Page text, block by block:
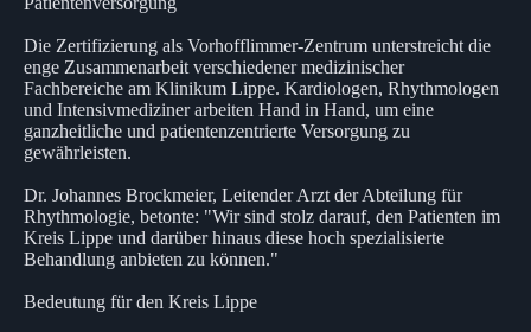
Die Zertifizierung als Vorhofflimmer-Zentrum unterstreicht die
enge Zusammenarbeit verschiedener medizinischer
Fachbereiche am Klinikum Lippe. Kardiologen, Rhythmologen
und Intensivmediziner arbeiten Hand in Hand, um eine
ganzheitliche und patientenzentrierte Versorgung zu
gewährleisten.
Dr. Johannes Brockmeier, Leitender Arzt der Abteilung für
Rhythmologie, betonte: "Wir sind stolz darauf, den Patienten im
Kreis Lippe und darüber hinaus diese hoch spezialisierte
Behandlung anbieten zu können."
Bedeutung für den Kreis Lippe